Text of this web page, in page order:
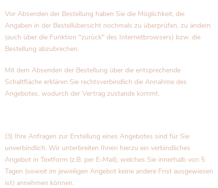
Vor Absenden der Bestellung haben Sie die Möglichkeit, die
Angaben in der Bestellübersicht nochmals zu überprüfen, zu ändern
(auch über die Funktion "zurück" des Internetbrowsers) bzw. die
Bestellung abzubrechen.
Mit dem Absenden der Bestellung über die entsprechende
Schaltfläche erklären Sie rechtsverbindlich die Annahme des
Angebotes, wodurch der Vertrag zustande kommt.
(3) Ihre Anfragen zur Erstellung eines Angebotes sind für Sie
unverbindlich. Wir unterbreiten Ihnen hierzu ein verbindliches
Angebot in Textform (z.B. per E-Mail), welches Sie innerhalb von 5
Tagen (soweit im jeweiligen Angebot keine andere Frist ausgewiesen
ist) annehmen können.